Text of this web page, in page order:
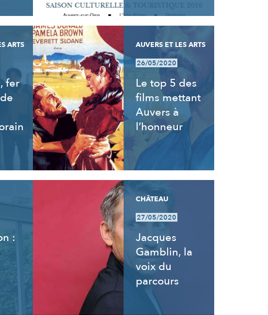
ARTS
fer
AUVERS ET LES ARTS
26/05/2020
Le top 5 des
films mettant
Auvers à
l’honneur
:
CHÂTEAU
27/05/2020
Jacques
Gamblin, la
voix du
parcours